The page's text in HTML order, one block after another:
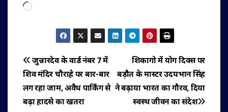
Loading…
पोस्ट
नेविगेशन
शिकागो में योग दिवस पर
बड़ौत के मास्टर उदयभान सिंह
ने बढ़ाया भारत का गौरव, दिया
स्वस्थ जीवन का संदेश
जुन्नारदेव के वार्ड नंबर 7 में
शिव मंदिर चौराहे पर बार-बार
लग रहा जाम, अवैध पार्किंग से
बढ़ा हादसे का खतरा